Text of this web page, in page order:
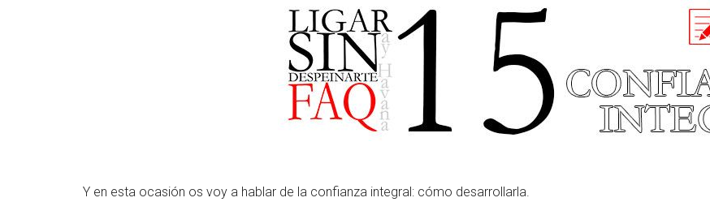
Y en esta ocasión os voy a hablar de la confianza integral: cómo desarrollarla.